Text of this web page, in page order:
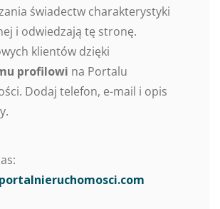
świadectw charakterystyki
i odwiedzają tę stronę.
klientów dzięki
profilowi na Portalu
Dodaj telefon, e-mail i opis